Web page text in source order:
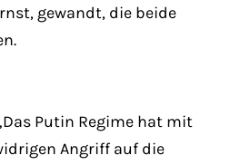
gewandt, die beide
Putin Regime hat mit
Angriff auf die